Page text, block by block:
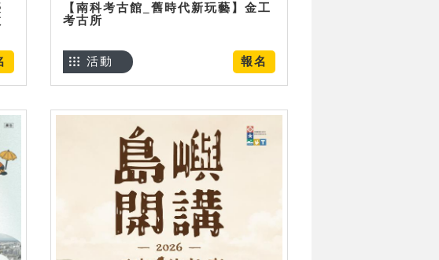
【南科考古館_舊時代新玩藝】金工
考古所
報名
活動